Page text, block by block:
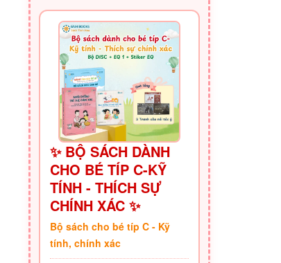
✨ BỘ SÁCH DÀNH
CHO BÉ TÍP C-KỸ
TÍNH - THÍCH SỰ
CHÍNH XÁC ✨
Bộ sách cho bé típ C - Kỹ
tính, chính xác